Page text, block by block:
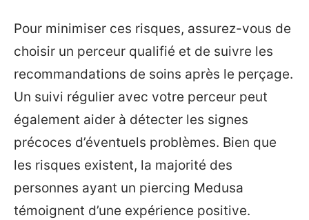
Pour minimiser ces risques, assurez-vous de
choisir un perceur qualifié et de suivre les
recommandations de soins après le perçage.
Un suivi régulier avec votre perceur peut
également aider à détecter les signes
précoces d’éventuels problèmes. Bien que
les risques existent, la majorité des
personnes ayant un piercing Medusa
témoignent d’une expérience positive.